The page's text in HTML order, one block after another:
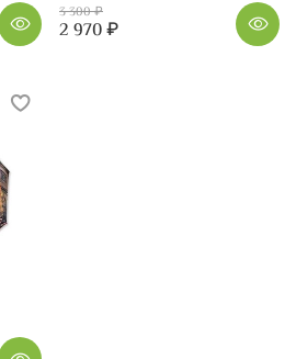
3 300 ₽
2 970 ₽